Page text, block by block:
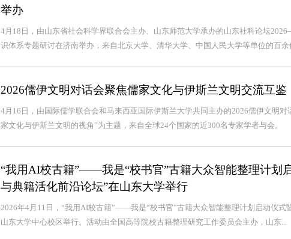
举办
4月18日，由山东省社会科学界联合会主办、山东师范大学承办的山东社科论坛
识体系专题研讨在济南举办，来自北京大学、清华大学、中国人民大学等单位的百余
2026儒伊文明对话会聚焦儒家文化与伊斯兰文明交流互鉴
4月16日，由国际儒学联合会和马来西亚国际伊斯兰大学共同主办的2026儒伊文明
家文化与伊斯兰文明的视角”为主题，来自全球24个国家的近300名专家学者与会。
“我用AI校古籍”——我是“校书官”古籍大众智能整理计划
与典籍活化前沿论坛”在山东大学举行
2026年4月11日，“我用AI校古籍”——我是“校书官”古籍大众智能整理计划启动仪式
山东大学中心校区举行。活动由全国高等院校古籍整理研究工作委员会主办，山东...